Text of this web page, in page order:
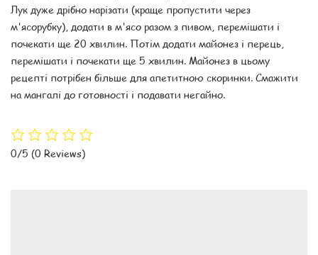
Лук дуже дрібно нарізати (краще пропустити через
м'ясорубку), додати в м'ясо разом з пивом, перемішати і
почекати ще 20 хвилин. Потім додати майонез і перець,
перемішати і почекати ще 5 хвилин. Майонез в цьому
рецепті потрібен більше для апетитною скоринки. Смажити
на мангалі до готовності і подавати негайно.
0/5 (0 Reviews)